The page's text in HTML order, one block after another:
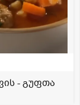
- გუფთა